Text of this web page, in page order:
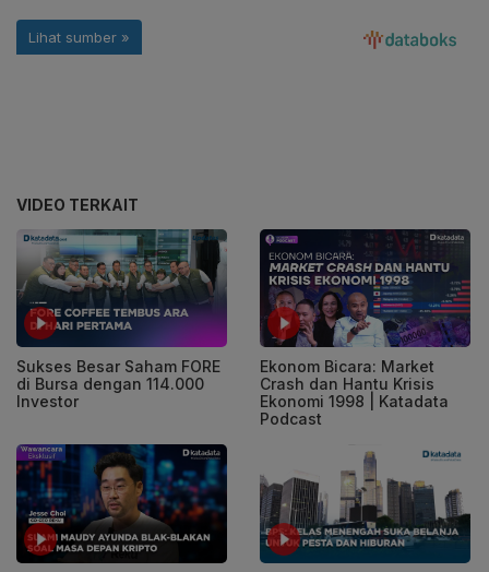
VIDEO TERKAIT
Sukses Besar Saham FORE
di Bursa dengan 114.000
Investor
Ekonom Bicara: Market
Crash dan Hantu Krisis
Ekonomi 1998 | Katadata
Podcast